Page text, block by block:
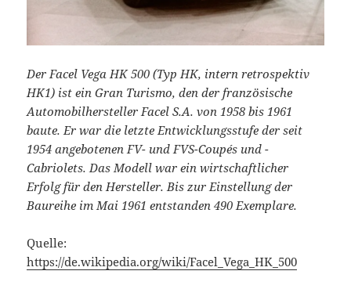
Der Facel Vega HK 500 (Typ HK, intern retrospektiv
HK1) ist ein Gran Turismo, den der französische
Automobilhersteller Facel S.A. von 1958 bis 1961
baute. Er war die letzte Entwicklungsstufe der seit
1954 angebotenen FV- und FVS-Coupés und -
Cabriolets. Das Modell war ein wirtschaftlicher
Erfolg für den Hersteller. Bis zur Einstellung der
Baureihe im Mai 1961 entstanden 490 Exemplare.
Quelle:
https://de.wikipedia.org/wiki/Facel_Vega_HK_500